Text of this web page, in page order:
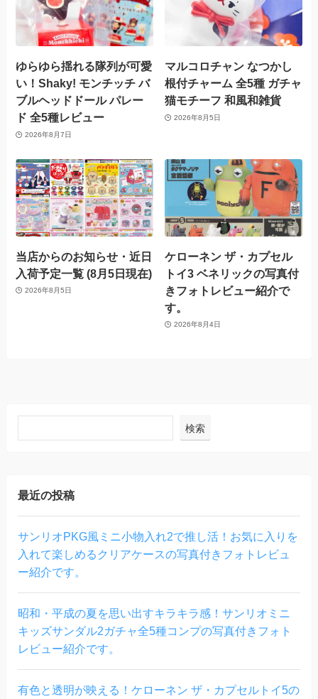
ゆらゆら揺れる隊列が可愛
い！Shaky! モンチッチ バ
ブルヘッドドール パレー
ド 全5種レビュー
2026年8月7日
マルコロチャン なつかし
根付チャーム 全5種 ガチャ
猫モチーフ 和風和雑貨
2026年8月5日
当店からのお知らせ・近日
入荷予定一覧 (8月5日現在)
2026年8月5日
ケローネン ザ・カプセル
トイ3 ベネリックの写真付
きフォトレビュー紹介で
す。
2026年8月4日
検索
最近の投稿
サンリオPKG風ミニ小物入れ2で推し活！お気に入りを
入れて楽しめるクリアケースの写真付きフォトレビュ
ー紹介です。
昭和・平成の夏を思い出すキラキラ感！サンリオミニ
キッズサンダル2ガチャ全5種コンプの写真付きフォト
レビュー紹介です。
有色と透明が映える！ケローネン ザ・カプセルトイ5の